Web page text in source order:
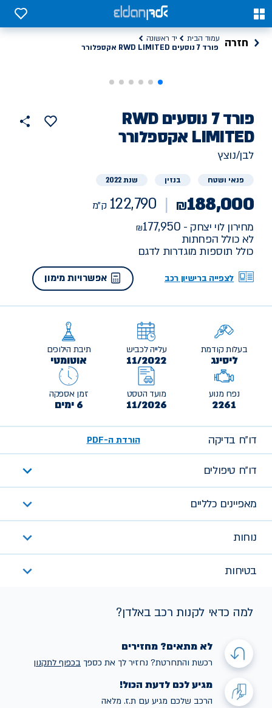
0
0
חזרה עמוד הבית
יד ראשונה
פורד 7 נוסעים RWD LIMITED אקספלורר
רכב
יד
ראשונה
פורד
7 נוסעים RWD
LIMITED אקספלורר
הוסף
למועדפים
לבן/נוצץ
פנאי ושטח בנזין שנת 2022
₪188,000
122,790 ק"מ
מחירון לוי יצחק - 177,950
לא כולל הפחתות
כולל תוספות מוגדרות לדגם
לצפייה ברישיון רכב אפשרויות מימון
בעלות קודמת
ליסינג
עלייה לכביש
11/2022
תיבת הילוכים
אוטומטי
נפח מנוע
2261
מועד הטסט
11/2026
זמן אספקה
6 ימים
דו״ח בדיקה הורדת ה-PDF
דו״ח טיפולים
מאפיינים כלליים
נוחות
בטיחות
למה כדאי לקנות רכב באלדן?
לא מתאים? מחזירים
רכשת והתחרטת? נחזיר לך את כספך בכפוף לתקנון
מגיע לכם לדעת הכול!
הרכב שלכם מגיע עם ת.ז. מלאה